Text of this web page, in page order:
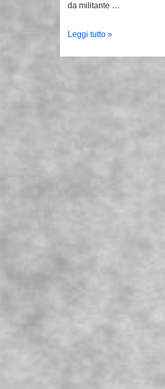
da militante …
21
Leggi tutto »